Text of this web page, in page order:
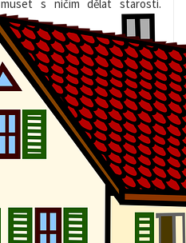
s ničím dělat starosti.